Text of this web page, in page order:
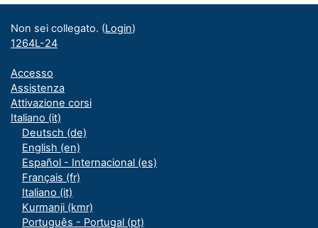
Non sei collegato. (Login)
1264L-24
Accesso
Assistenza
Attivazione corsi
Italiano ‎(it)‎
Deutsch ‎(de)‎
English ‎(en)‎
Español - Internacional ‎(es)‎
Français ‎(fr)‎
Italiano ‎(it)‎
Kurmanji ‎(kmr)‎
Português - Portugal ‎(pt)‎